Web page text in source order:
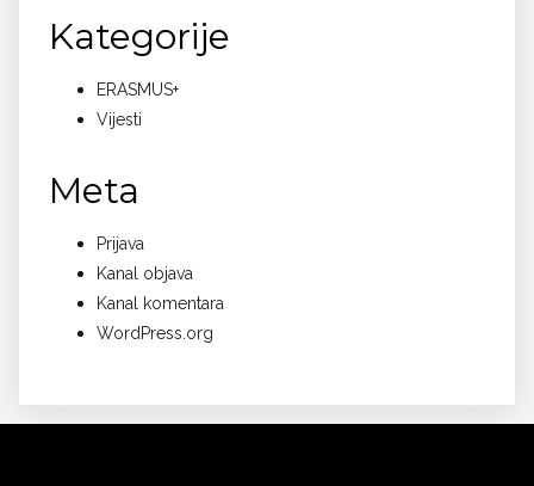
Kategorije
ERASMUS+
Vijesti
Meta
Prijava
Kanal objava
Kanal komentara
WordPress.org